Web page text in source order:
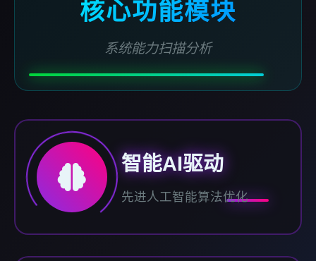
核心功能模块
系统能力扫描分析
智能AI驱动
先进人工智能算法优化